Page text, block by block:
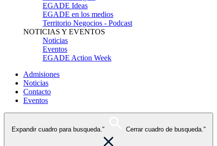
EGADE Ideas
EGADE en los medios
Territorio Negocios - Podcast
NOTICIAS Y EVENTOS
Noticias
Eventos
EGADE Action Week
Admisiones
Noticias
Contacto
Eventos
Expandir cuadro para busqueda." Cerrar cuadro de busqueda."